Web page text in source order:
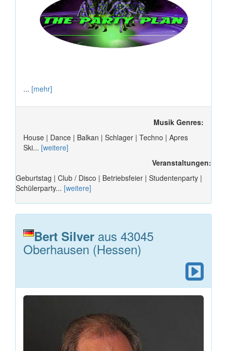
... [mehr]
Musik Genres:
House | Dance | Balkan | Schlager | Techno | Apres
Ski... [weitere]
Veranstaltungen:
Geburtstag | Club / Disco | Betriebsfeier | Studentenparty |
Schülerparty... [weitere]
Bert Silver aus 43045
Oberhausen (Hessen)